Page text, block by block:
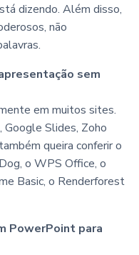
dizendo. Além disso,
não
sem
em muitos sites.
Google Slides, Zoho
queira conferir o
o WPS Office, o
Basic, o Renderforest
PowerPoint para